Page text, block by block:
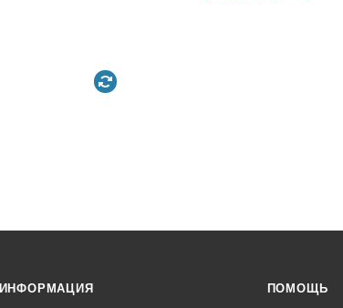
ИНФОРМАЦИЯ ПОМОЩЬ